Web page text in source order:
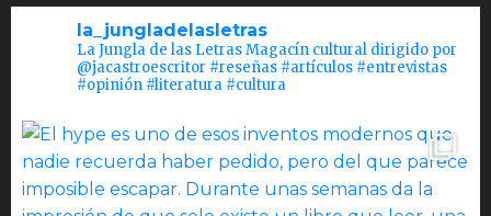
la_jungladelasletras
La Jungla de las Letras Magacín cultural dirigido por
@jacastroescritor #reseñas #artículos #entrevistas
#opinión #literatura #cultura